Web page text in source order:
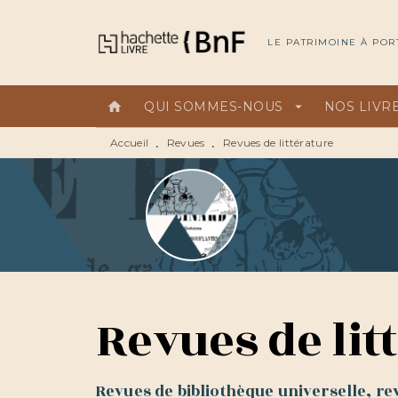
MENU RECHERCHE
LE PATRIMOINE À
home QUI SOMMES-NOUS arrow_drop_down NOS
Accueil • Revues • Revues de littérature
Revues de
Revues de bibliothèque universelle,